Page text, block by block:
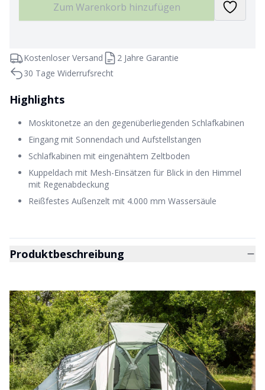
Zum Warenkorb hinzufügen
Kostenloser Versand
2 Jahre Garantie
30 Tage Widerrufsrecht
Highlights
Moskitonetze an den gegenüberliegenden Schlafkabinen
Eingang mit Sonnendach und Aufstellstangen
Schlafkabinen mit eingenähtem Zeltboden
Kuppeldach mit Mesh-Einsätzen für Blick in den Himmel
mit Regenabdeckung
Reißfestes Außenzelt mit 4.000 mm Wassersäule
Produktbeschreibung